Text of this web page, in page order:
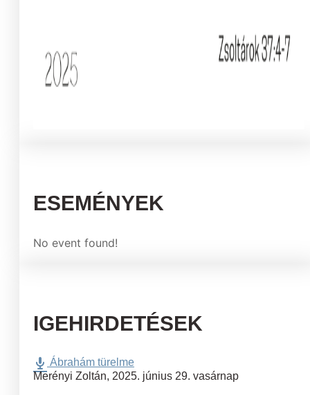
ESEMÉNYEK
No event found!
IGEHIRDETÉSEK
Ábrahám türelme
Merényi Zoltán, 2025. június 29. vasárnap